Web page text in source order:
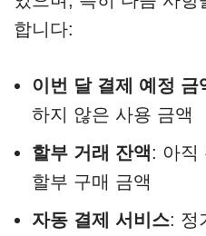
합니다:
이번 달 결제 예정 금
하지 않은 사용 금액
할부 거래 잔액: 아직
할부 구매 금액
자동 결제 서비스: 정